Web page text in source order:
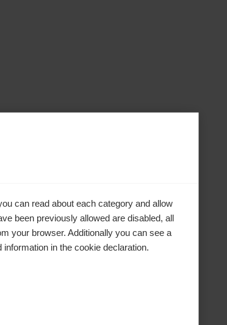
can read about each category and allow
been previously allowed are disabled, all
your browser. Additionally you can see a
in the cookie declaration.